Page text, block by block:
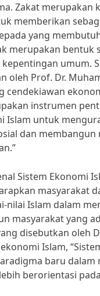
Zakat merupakan
memberikan
yang
merupakan bentuk
umum.
oleh Prof. Dr.
cendekiawan
instrumen
Islam untuk
dan membangun
Sistem Ekonomi
masyarakat
nilai Islam dalam
masyarakat yang
disebutkan oleh
Islam,
baru dalam
berorientasi